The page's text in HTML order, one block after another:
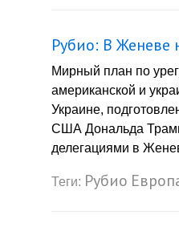
Рубио: В Женеве
Мирный план по
американской и
Украине,
США Дональда
делегациями в
Теги: Рубио